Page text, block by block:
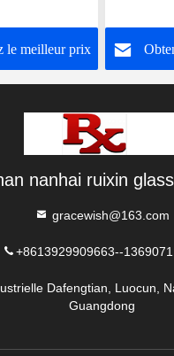
le meilleur prix
matériel
nanhai ruixin
gracewish@163.com
+8613929909663--
Dafengtian, Luocun,
Guangdong